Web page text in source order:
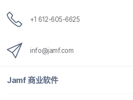
+1 612-605-6625
info@jamf.com
Jamf 商业​软件